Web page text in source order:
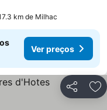
km de Milhac
Ver preços
Partilhar